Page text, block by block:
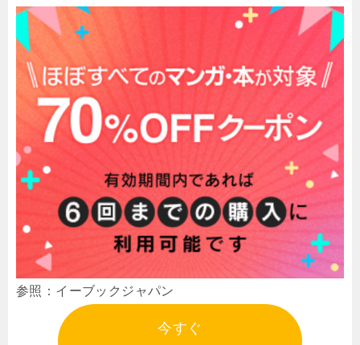
参照：イーブックジャパン
今すぐ